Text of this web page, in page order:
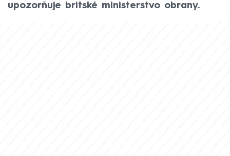
upozorňuje britské ministerstvo obrany.